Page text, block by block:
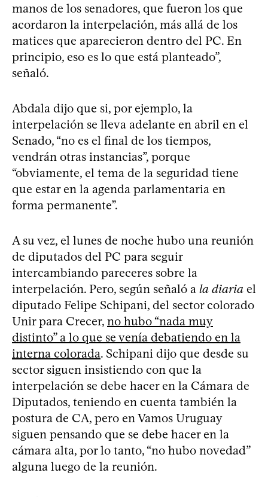
manos de los senadores, que fueron los que
acordaron la interpelación, más allá de los
matices que aparecieron dentro del PC. En
principio, eso es lo que está planteado”,
señaló.
Abdala dijo que si, por ejemplo, la
interpelación se lleva adelante en abril en el
Senado, “no es el final de los tiempos,
vendrán otras instancias”, porque
“obviamente, el tema de la seguridad tiene
que estar en la agenda parlamentaria en
forma permanente”.
A su vez, el lunes de noche hubo una reunión
de diputados del PC para seguir
intercambiando pareceres sobre la
interpelación. Pero, según señaló a la diaria el
diputado Felipe Schipani, del sector colorado
Unir para Crecer, no hubo “nada muy
distinto” a lo que se venía debatiendo en la
interna colorada. Schipani dijo que desde su
sector siguen insistiendo con que la
interpelación se debe hacer en la Cámara de
Diputados, teniendo en cuenta también la
postura de CA, pero en Vamos Uruguay
siguen pensando que se debe hacer en la
cámara alta, por lo tanto, “no hubo novedad”
alguna luego de la reunión.